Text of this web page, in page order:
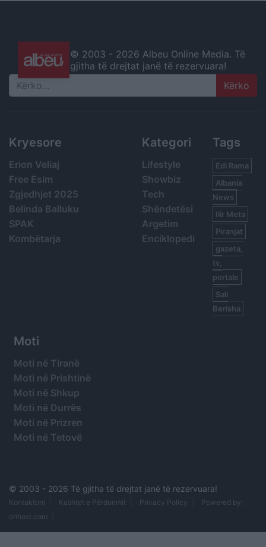
© 2003 - 2026 Albeu Online Media. Të
gjitha të drejtat janë të rezervuara!
Search
Kryesore
Erion Veliaj
Free Esim
Zgjedhjet 2025
Belinda Balluku
SPAK
Kombëtarja
Kategori
Lifestyle
Showbiz
Tech
Shëndetësi
Argetim
Enciklopedi
Tags
Edi Rama
Albania
News
Ilir Meta
Piranjat
gazeta,
tv,
portale
Sali
Berisha
Moti
Moti në Tiranë
Moti në Prishtinë
Moti në Shkup
Moti në Durrës
Moti në Prizren
Moti në Tetovë
© 2003 - 2026 Të gjitha të drejtat janë të rezervuara!
Kontaktoni Kushtet e Përdorimit Privacy Policy
Powered by:
orihost.com